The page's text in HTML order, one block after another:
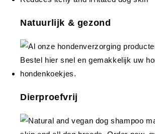
Natuurlijk & gezond
Dierproefvrij